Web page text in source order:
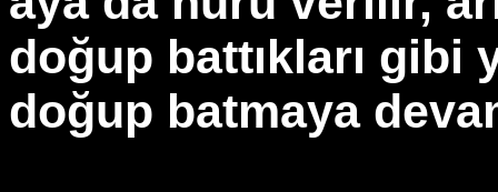
doğup battıkları gibi
doğup batmaya